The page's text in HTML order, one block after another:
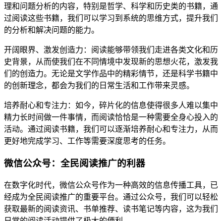
理和问题分析的内容，特别是哲学、科学和历史类的书籍，通
过阅读这些书籍，我们可以学习到系统的思维方式，提升我们
的分析和解决问题的能力。
开阔眼界、激发创造力：阅读能够带领我们走进各类文化和历
史背景，从而使我们在不同情境中发现新的思想火花，激发我
们的创造力。无论是文学作品中的精彩情节，还是科学书籍中
的创新理念，都会为我们的日常生活和工作带来灵感。
培养耐心和专注力：如今，碎片化的信息使得很多人难以集中
精力长时间做一件事情，而阅读恰恰是一种需要全身心投入的
活动。通过阅读书籍，我们可以逐渐培养耐心和专注力，从而
更好地完成学习、工作等需要深度思考的任务。
微信公众号：全民阅读推广的利器
在数字化时代，微信公众号作为一种高效的信息传播工具，已
经成为全民阅读推广的重要平台。通过公众号，我们可以轻松
获取最新的阅读资讯、书单推荐、读书笔记等内容，这为我们